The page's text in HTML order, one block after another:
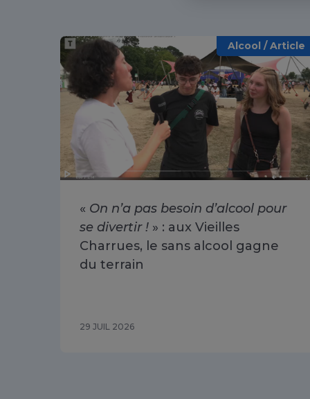
Alcool / Article
« On n’a pas besoin d’alcool pour
se divertir ! » : aux Vieilles
Charrues, le sans alcool gagne
du terrain
29 JUIL 2026